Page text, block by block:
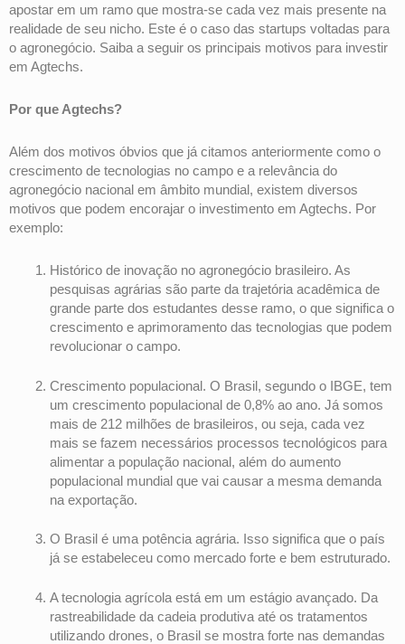
apostar em um ramo que mostra-se cada vez mais presente na
realidade de seu nicho. Este é o caso das startups voltadas para
o agronegócio. Saiba a seguir os principais motivos para investir
em Agtechs.
Por que Agtechs?
Além dos motivos óbvios que já citamos anteriormente como o
crescimento de tecnologias no campo e a relevância do
agronegócio nacional em âmbito mundial, existem diversos
motivos que podem encorajar o investimento em Agtechs. Por
exemplo:
Histórico de inovação no agronegócio brasileiro. As
pesquisas agrárias são parte da trajetória acadêmica de
grande parte dos estudantes desse ramo, o que significa o
crescimento e aprimoramento das tecnologias que podem
revolucionar o campo.
Crescimento populacional. O Brasil, segundo o IBGE, tem
um crescimento populacional de 0,8% ao ano. Já somos
mais de 212 milhões de brasileiros, ou seja, cada vez
mais se fazem necessários processos tecnológicos para
alimentar a população nacional, além do aumento
populacional mundial que vai causar a mesma demanda
na exportação.
O Brasil é uma potência agrária. Isso significa que o país
já se estabeleceu como mercado forte e bem estruturado.
A tecnologia agrícola está em um estágio avançado. Da
rastreabilidade da cadeia produtiva até os tratamentos
utilizando drones, o Brasil se mostra forte nas demandas